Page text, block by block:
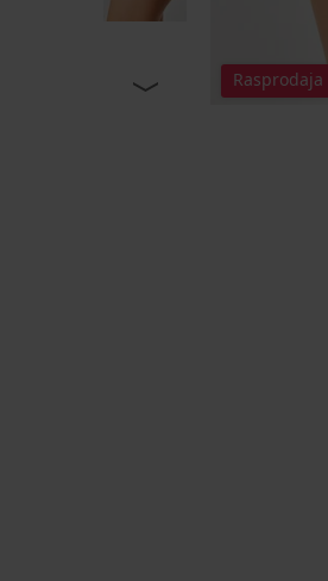
Rasprodaja